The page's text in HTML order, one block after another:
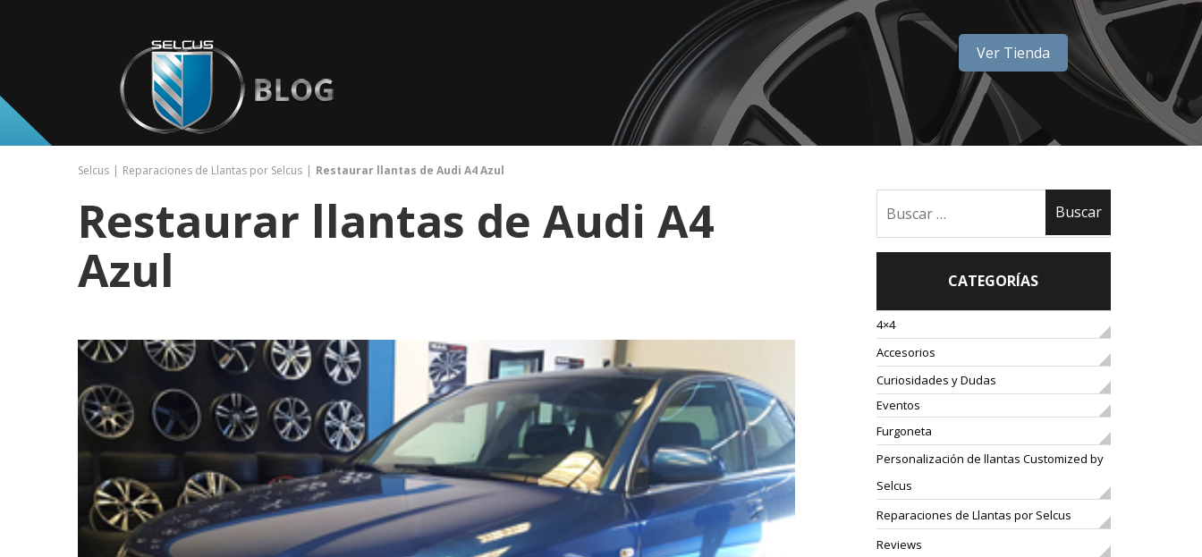
Ver Tienda
Selcus Reparaciones de Llantas por Selcus Restaurar llantas de Audi A4 Azul
Restaurar llantas de Audi A4
Azul
CATEGORÍAS
4×4
Accesorios
Curiosidades y Dudas
Eventos
Furgoneta
Personalización de llantas Customized by
Selcus
Reparaciones de Llantas por Selcus
Reviews